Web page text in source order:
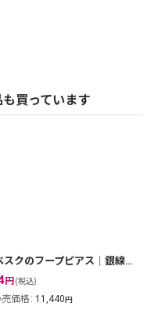
買っています
アラベスクのフープピアス｜銀線細工でアンティーク風にデザインしたアラベスク模様・K24GPK18GP【金属アレルギーの方に配慮したニッケルフリー加工】
円 (税込)
価格 : 11,440円